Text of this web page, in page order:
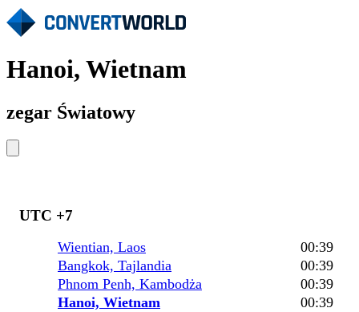
Hanoi, Wietnam
zegar Światowy
UTC +7
Wientian, Laos
00:39
Bangkok, Tajlandia
00:39
Phnom Penh, Kambodża
00:39
Hanoi, Wietnam
00:39